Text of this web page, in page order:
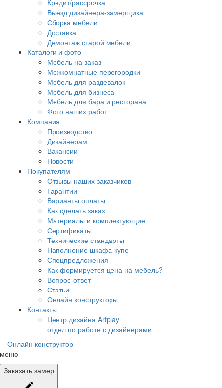
Кредит/рассрочка
Выезд дизайнера-замерщика
Сборка мебели
Доставка
Демонтаж старой мебели
Каталоги и фото
Мебель на заказ
Межкомнатные перегородки
Мебель для раздевалок
Мебель для бизнеса
Мебель для бара и ресторана
Фото наших работ
Компания
Производство
Дизайнерам
Вакансии
Новости
Покупателям
Отзывы наших заказчиков
Гарантии
Варианты оплаты
Как сделать заказ
Материалы и комплектующие
Сертификаты
Технические стандарты
Наполнение шкафа-купе
Спецпредложения
Как формируется цена на мебель?
Вопрос-ответ
Статьи
Онлайн конструкторы
Контакты
Центр дизайна Artplay
отдел по работе с дизайнерами
Онлайн конструктор
меню
Заказать замер